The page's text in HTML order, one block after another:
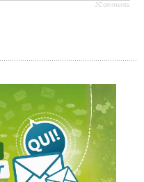
JComments